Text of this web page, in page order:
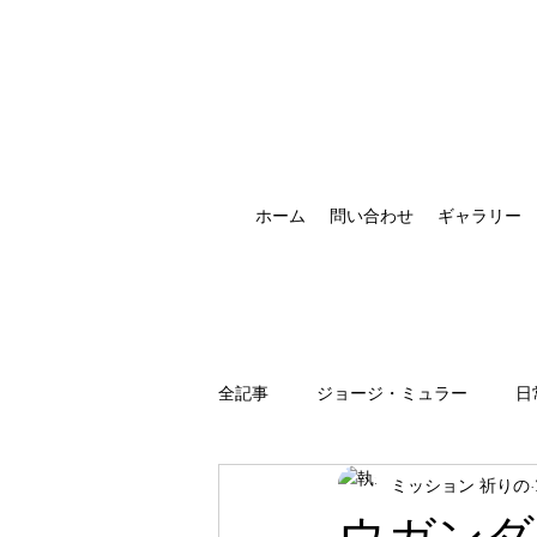
ホーム 問い合わせ ギャラリー
全記事 ジョージ・ミュラー
祈りの恵みの現れミッション 祈りの